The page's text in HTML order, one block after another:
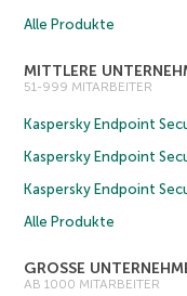
Alle Produkte
MITTLERE
51-999 MITARBEITER
Kaspersky Endpoint
Kaspersky Endpoint
Kaspersky Endpoint
Alle Produkte
GROSSE
AB 1000 MITARBEITER